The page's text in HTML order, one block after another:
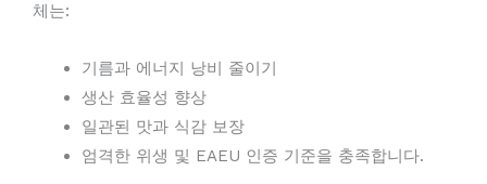
체는:
기름과 에너지 낭비 줄이기
생산 효율성 향상
일관된 맛과 식감 보장
엄격한 위생 및 EAEU 인증 기준을 충족합니다.